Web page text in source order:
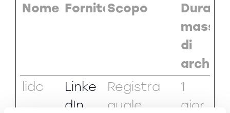
Nome FornitoreScopo
Durata
di
lidc
Linke
dIn
Registra
quale
1
gior